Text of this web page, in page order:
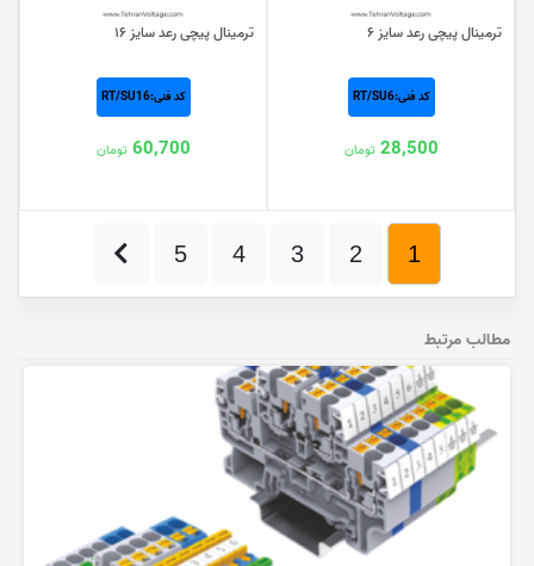
ترمینال پیچی رعد سایز ۶
کد فنی:RT/SU6
28,500 تومان
ترمینال پیچی رعد سایز ۱۶
کد فنی:RT/SU16
60,700 تومان
1
2
3
4
5
مطالب مرتبط